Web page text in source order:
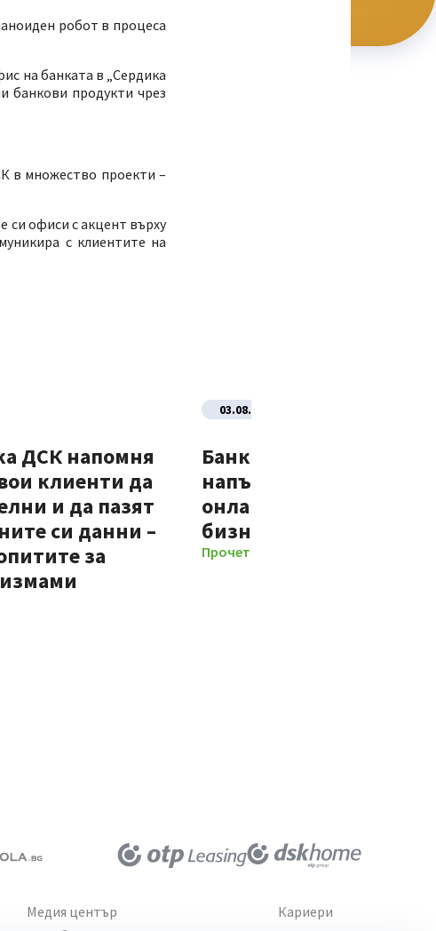
робот в процеса
на банката в „Сердика
банкови продукти чрез
в множество проекти –
си офиси с акцент върху
с клиентите на
ДСК напомня
клиенти да
и да пазят
си данни –
за
03.08.2026
Банка ДСК стартира
напълно
онлайн процес за нови
бизнес клиенти
Прочети повече
Медия център
Кариери